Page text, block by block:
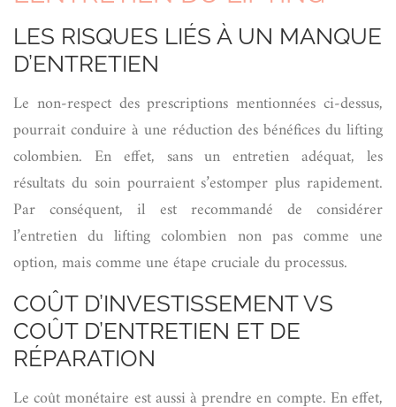
LES RISQUES LIÉS À UN MANQUE
D’ENTRETIEN
Le non-respect des prescriptions mentionnées ci-dessus,
pourrait conduire à une réduction des bénéfices du lifting
colombien. En effet, sans un entretien adéquat, les
résultats du soin pourraient s’estomper plus rapidement.
Par conséquent, il est recommandé de considérer
l’entretien du lifting colombien non pas comme une
option, mais comme une étape cruciale du processus.
COÛT D’INVESTISSEMENT VS
COÛT D’ENTRETIEN ET DE
RÉPARATION
Le coût monétaire est aussi à prendre en compte. En effet,